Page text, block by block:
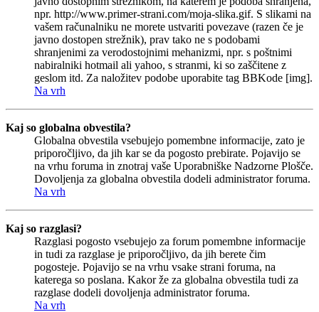
npr. http://www.primer-strani.com/moja-slika.gif. S slikami na
vašem računalniku ne morete ustvariti povezave (razen če je
javno dostopen strežnik), prav tako ne s podobami
shranjenimi za verodostojnimi mehanizmi, npr. s poštnimi
nabiralniki hotmail ali yahoo, s stranmi, ki so zaščitene z
geslom itd. Za naložitev podobe uporabite tag BBKode [img].
Na vrh
Kaj so globalna obvestila?
Globalna obvestila vsebujejo pomembne informacije, zato je
priporočljivo, da jih kar se da pogosto prebirate. Pojavijo se
na vrhu foruma in znotraj vaše Uporabniške Nadzorne Plošče.
Dovoljenja za globalna obvestila dodeli administrator foruma.
Na vrh
Kaj so razglasi?
Razglasi pogosto vsebujejo za forum pomembne informacije
in tudi za razglase je priporočljivo, da jih berete čim
pogosteje. Pojavijo se na vrhu vsake strani foruma, na
katerega so poslana. Kakor že za globalna obvestila tudi za
razglase dodeli dovoljenja administrator foruma.
Na vrh